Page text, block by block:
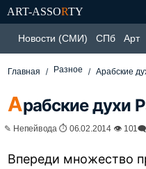
ART-ASSORTY
Новости (СМИ) СПб Арт
Главная Разное Арабские
Арабские духи
✎ Непейвода ⏱ 06.02.2014 👁 101🗨
Впереди множество